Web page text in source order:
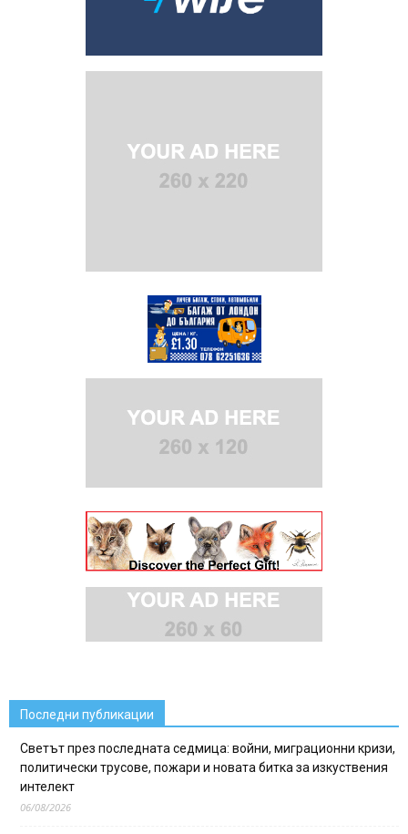
Последни публикации
Светът през последната седмица: войни, миграционни кризи,
политически трусове, пожари и новата битка за изкуствения
интелект
06/08/2026